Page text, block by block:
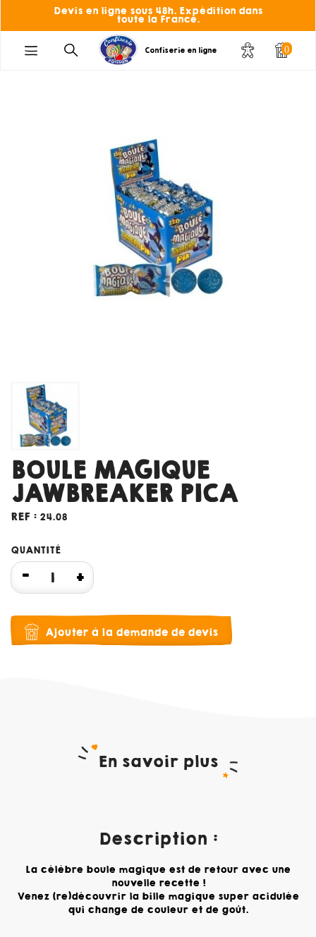
Devis en ligne sous 48h. Expédition dans
toute la France.
Confiserie en ligne 0
BOULE MAGIQUE
JAWBREAKER PICA
REF : 24.08
QUANTITÉ
Ajouter à la demande de devis
En savoir plus
Description :
La célèbre boule magique est de retour avec une
nouvelle recette !
Venez (re)découvrir la bille magique super acidulée
qui change de couleur et de goût.